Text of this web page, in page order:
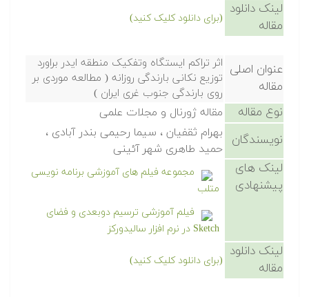
لینک دانلود
مقاله
(برای دانلود کلیک کنید)
عنوان اصلی
مقاله
اثر تراکم ایستگاه وتفکیک منطقه ایدر براورد
توزیع نکانی بارندگی روزانه ( مطالعه موردی بر
روی بارندگی جنوب غری ایران )
نوع مقاله مقاله ژورنال و مجلات علمی
نویسندگان
بهرام ثقفیان ، سیما رحیمی بندر آبادی ،
حمید طاهری شهر آئینی
لینک های
پیشنهادی
مجموعه فیلم های آموزشی برنامه نویسی
متلب
فیلم آموزشی ترسیم دوبعدی و فضای
Sketch در نرم افزار سالیدورکز
لینک دانلود
مقاله
(برای دانلود کلیک کنید)